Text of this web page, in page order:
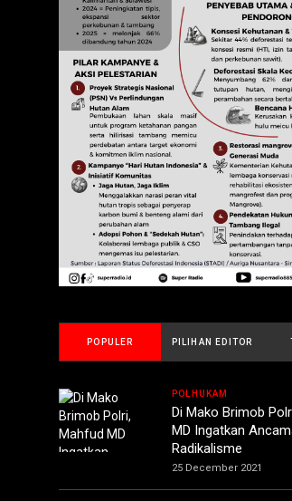
POPULER PILIHAN EDITOR
POLHUKAM
Di Mako Brimob
MD Ingatkan
Radikalisme
25 December 2021